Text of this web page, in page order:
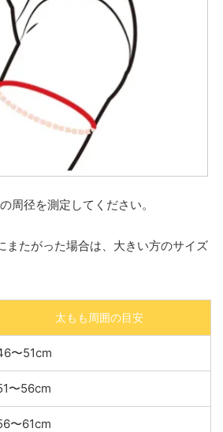
周径を測定してください。
またがった場合は、大きい方のサイズ
太もも周囲の目安
〜51cm
〜56cm
〜61cm